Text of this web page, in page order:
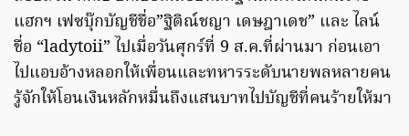
แฮกฯ เฟซบุ๊กบัญชีชื่อ”ฐิติณ์ชญา เดษฎาเดช” และ ไลน์
ชื่อ “ladytoii” ไปเมื่อวันศุกร์ที่ 9 ส.ค.ที่ผ่านมา ก่อนเอา
ไปแอบอ้างหลอกให้เพื่อนและทหารระดับนายพลหลายคน
รู้จักให้โอนเงินหลักหมื่นถึงแสนบาทไปบัญชีที่คนร้ายให้มา